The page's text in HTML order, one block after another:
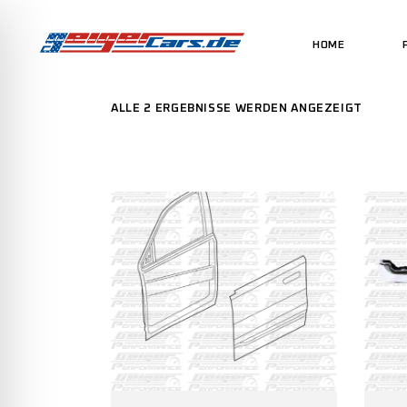
HOME
ALLE 2 ERGEBNISSE WERDEN ANGEZEIGT